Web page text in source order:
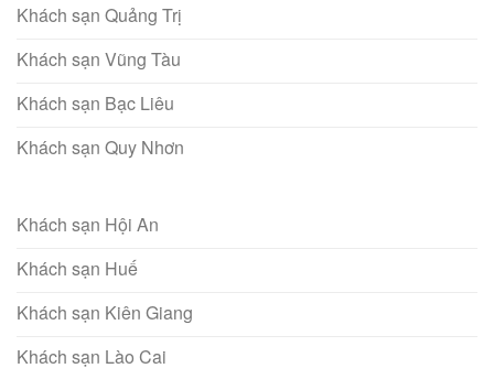
Khách sạn Quảng Trị
Khách sạn Vũng Tàu
Khách sạn Bạc Liêu
Khách sạn Quy Nhơn
Khách sạn Hội An
Khách sạn Huế
Khách sạn Kiên Giang
Khách sạn Lào Cai